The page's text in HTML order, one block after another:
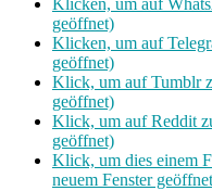
Klicken, um auf
geöffnet)
Klicken, um auf
geöffnet)
Klick, um auf Tumblr
geöffnet)
Klick, um auf Reddit
geöffnet)
Klick, um dies einem
neuem Fenster